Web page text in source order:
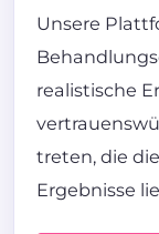
Unsere
realistische
treten, die
Ergebnisse